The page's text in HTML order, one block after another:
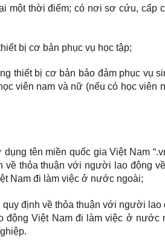
một thời điểm; có nơi sơ cứu, cấp
bị cơ bản phục vụ học tập;
thiết bị cơ bản bảo đảm phục vụ
viên nam và nữ (nếu có học viên
tên miền quốc gia Việt Nam
thỏa thuận với người lao động
Nam đi làm việc ở nước ngoài;
định về thỏa thuận với người lao
Việt Nam đi làm việc ở nước